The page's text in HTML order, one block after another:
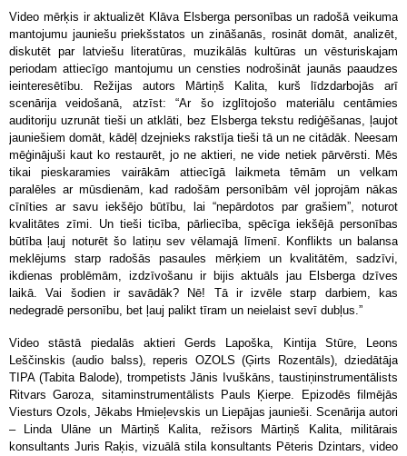
Video mērķis ir aktualizēt Klāva Elsberga personības un radošā veikuma
mantojumu jauniešu priekšstatos un zināšanās, rosināt domāt, analizēt,
diskutēt par latviešu literatūras, muzikālās kultūras un vēsturiskajam
periodam attiecīgo mantojumu un censties nodrošināt jaunās paaudzes
ieinteresētību. Režijas autors Mārtiņš Kalita, kurš līdzdarbojās arī
scenārija veidošanā, atzīst: “Ar šo izglītojošo materiālu centāmies
auditoriju uzrunāt tieši un atklāti, bez Elsberga tekstu rediģēšanas, ļaujot
jauniešiem domāt, kādēļ dzejnieks rakstīja tieši tā un ne citādāk. Neesam
mēģinājuši kaut ko restaurēt, jo ne aktieri, ne vide netiek pārvērsti. Mēs
tikai pieskaramies vairākām attiecīgā laikmeta tēmām un velkam
paralēles ar mūsdienām, kad radošām personībām vēl joprojām nākas
cīnīties ar savu iekšējo būtību, lai “nepārdotos par grašiem”, noturot
kvalitātes zīmi. Un tieši ticība, pārliecība, spēcīga iekšējā personības
būtība ļauj noturēt šo latiņu sev vēlamajā līmenī. Konflikts un balansa
meklējums starp radošās pasaules mērķiem un kvalitātēm, sadzīvi,
ikdienas problēmām, izdzīvošanu ir bijis aktuāls jau Elsberga dzīves
laikā. Vai šodien ir savādāk? Nē! Tā ir izvēle starp darbiem, kas
nedegradē personību, bet ļauj palikt tīram un neielaist sevī dubļus.”
Video stāstā piedalās aktieri Gerds Lapoška, Kintija Stūre, Leons
Leščinskis (audio balss), reperis OZOLS (Ģirts Rozentāls), dziedātāja
TIPA (Tabita Balode), trompetists Jānis Ivuškāns, taustiņinstrumentālists
Ritvars Garoza, sitaminstrumentālists Pauls Ķierpe. Epizodēs filmējās
Viesturs Ozols, Jēkabs Hmieļevskis un Liepājas jaunieši. Scenārija autori
– Linda Ulāne un Mārtiņš Kalita, režisors Mārtiņš Kalita, militārais
konsultants Juris Raķis, vizuālā stila konsultants Pēteris Dzintars, video